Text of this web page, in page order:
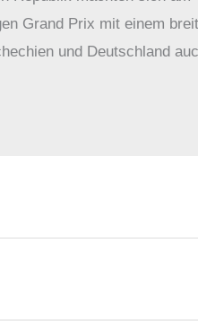
Grand Prix mit einem
und Deutschland